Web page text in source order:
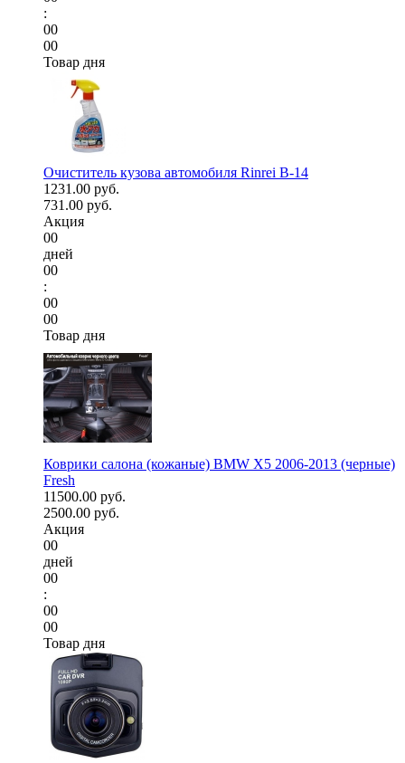
:
00
00
Товар дня
Очиститель кузова автомобиля Rinrei B-14
1231.00 руб.
731.00 руб.
Акция
00
дней
00
:
00
00
Товар дня
Коврики салона (кожаные) BMW X5 2006-2013 (черные)
Fresh
11500.00 руб.
2500.00 руб.
Акция
00
дней
00
:
00
00
Товар дня